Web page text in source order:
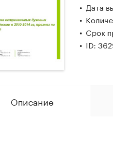
Дата
Срок
ID:
Описание